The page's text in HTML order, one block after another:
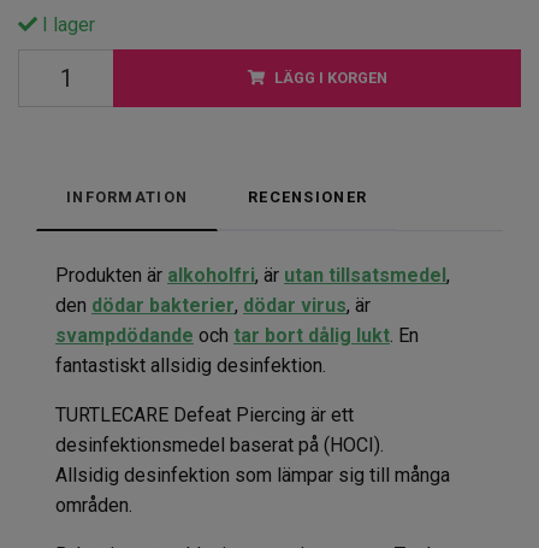
I lager
LÄGG I KORGEN
INFORMATION RECENSIONER
Produkten är alkoholfri, är utan tillsatsmedel ,
den dödar bakterier, dödar virus, är
svampdödande och tar bort dålig lukt. En
fantastiskt allsidig desinfektion.
TURTLECARE Defeat Piercing är ett
desinfektionsmedel baserat på (HOCI).
Allsidig desinfektion som lämpar sig till många
områden.